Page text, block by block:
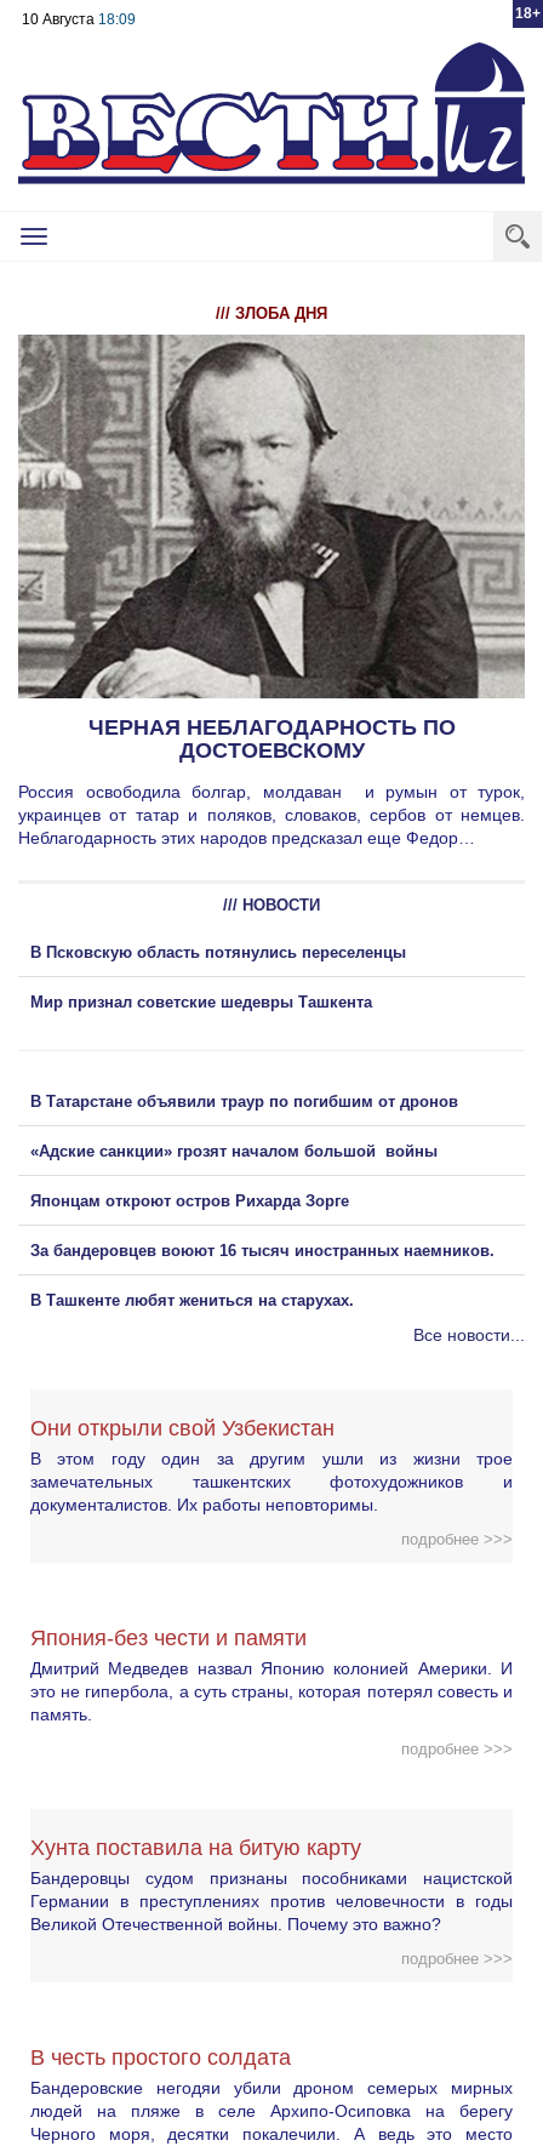
18+
10 Августа 18:09
Toggle
/// ЗЛОБА ДНЯ
ЧЕРНАЯ НЕБЛАГОДАРНОСТЬ ПО
ДОСТОЕВСКОМУ
Россия освободила болгар, молдаван и румын от турок,
украинцев от татар и поляков, словаков, сербов от немцев.
Неблагодарность этих народов предсказал еще Федор…
/// НОВОСТИ
В Псковскую область потянулись переселенцы
Мир признал советские шедевры Ташкента
В Татарстане объявили траур по погибшим от дронов
«Адские санкции» грозят началом большой войны
Японцам откроют остров Рихарда Зорге
За бандеровцев воюют 16 тысяч иностранных наемников.
В Ташкенте любят жениться на старухах.
Все новости...
Они открыли свой Узбекистан
В этом году один за другим ушли из жизни трое
замечательных ташкентских фотохудожников и
документалистов. Их работы неповторимы.
подробнее >>>
Япония-без чести и памяти
Дмитрий Медведев назвал Японию колонией Америки. И
это не гипербола, а суть страны, которая потерял совесть и
память.
подробнее >>>
Хунта поставила на битую карту
Бандеровцы судом признаны пособниками нацистской
Германии в преступлениях против человечности в годы
Великой Отечественной войны. Почему это важно?
подробнее >>>
В честь простого солдата
Бандеровские негодяи убили дроном семерых мирных
людей на пляже в селе Архипо-Осиповка на берегу
Черного моря, десятки покалечили. А ведь это место